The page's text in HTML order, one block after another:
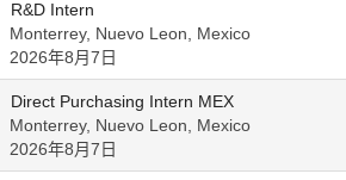
R&D Intern
Monterrey, Nuevo Leon, Mexico
2026年8月7日
Direct Purchasing Intern MEX
Monterrey, Nuevo Leon, Mexico
2026年8月7日